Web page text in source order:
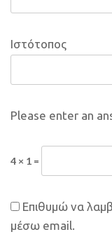
Ιστότοπος
Please enter an
4 × 1 =
Επιθυμώ να
μέσω email.